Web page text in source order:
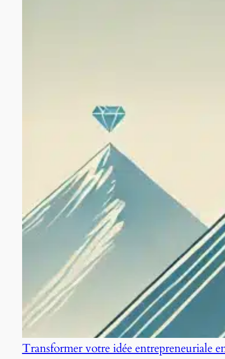
Transformer votre idée entrepreneuriale